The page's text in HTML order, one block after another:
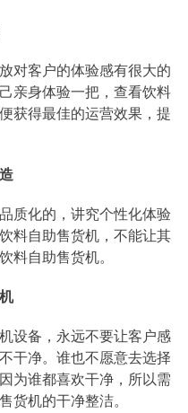
对客户的体验感有很大的
亲身体验一把，查看饮料
获得最佳的运营效果，提
质化的，讲究个性化体验
料自助售货机，不能让其
料自助售货机。
设备，永远不要让客户感
干净。谁也不愿意去选择
为谁都喜欢干净，所以需
货机的干净整洁。